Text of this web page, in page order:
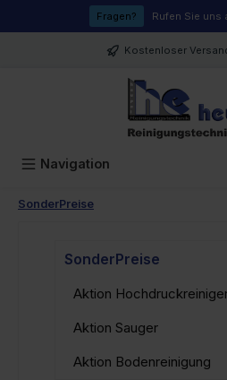
Zum Hauptinhalt springen
Fragen? Rufen Sie uns
Kostenloser
Navigation
SonderPreise
SonderPreise
Aktion
Aktion Sauger
Aktion Bodenreinigung